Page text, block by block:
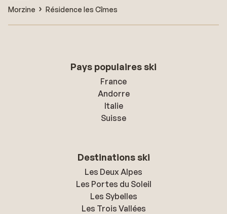
Morzine
Résidence les Cîmes
Pays populaires ski
France
Andorre
Italie
Suisse
Destinations ski
Les Deux Alpes
Les Portes du Soleil
Les Sybelles
Les Trois Vallées